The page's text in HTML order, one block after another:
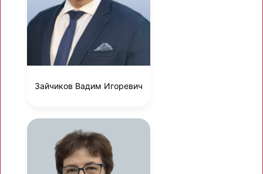
Зайчиков Вадим Игоревич